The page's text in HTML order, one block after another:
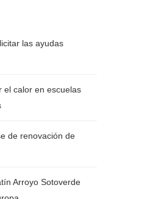
las ayudas
el calor en escuelas
de renovación de
Arroyo Sotoverde